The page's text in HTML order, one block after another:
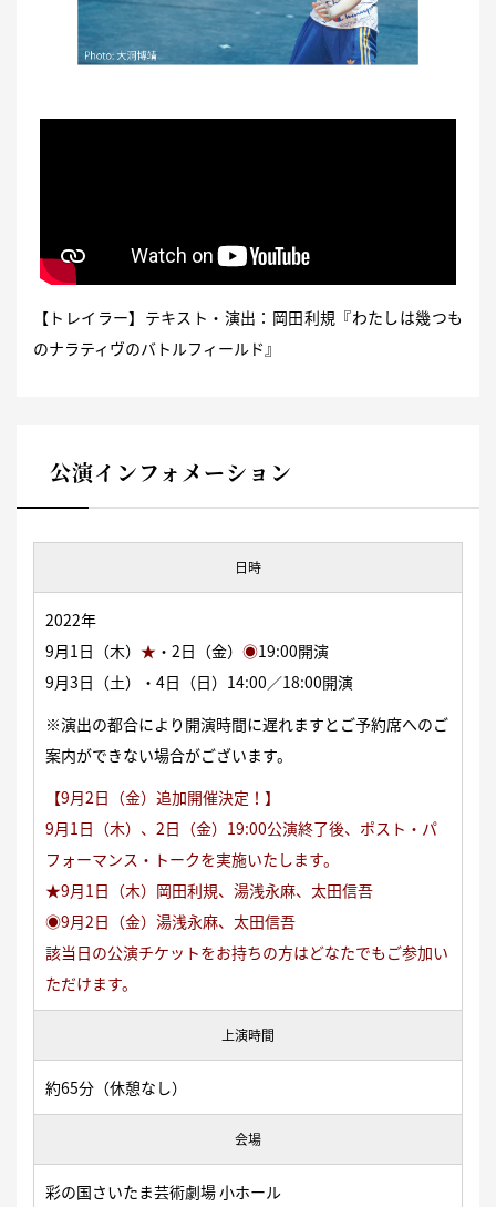
【トレイラー】テキスト・演出：岡田利規『わたしは幾つも
のナラティヴのバトルフィールド』
公演インフォメーション
日時
2022年
9月1日（木） ★ ・2日（金） ◉19:00開演
9月3日（土）・4日（日）14:00／18:00開演
※演出の都合により開演時間に遅れますとご予約席へのご
案内ができない場合がございます。
【9月2日（金）追加開催決定！】
9月1日（木）、2日（金）19:00公演終了後、ポスト・パ
フォーマンス・トークを実施いたします。
★9月1日（木）岡田利規、湯浅永麻、太田信吾
◉9月2日（金）湯浅永麻、太田信吾
該当日の公演チケットをお持ちの方はどなたでもご参加い
ただけます。
上演時間
約65分（休憩なし）
会場
彩の国さいたま芸術劇場 小ホール